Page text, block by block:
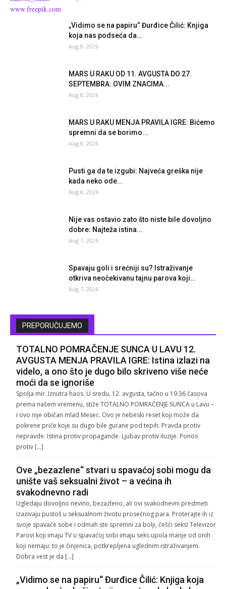
„Vidimo se na papiru“ Đurđice Čilić: Knjiga
koja nas podseća da...
Aug 8, 2026
MARS U RAKU OD 11. AVGUSTA DO 27.
SEPTEMBRA: OVIM ZNACIMA...
Aug 8, 2026
MARS U RAKU MENJA PRAVILA IGRE: Bićemo
spremni da se borimo...
Aug 8, 2026
Pusti ga da te izgubi: Najveća greška nije
kada neko ode...
Aug 8, 2026
Nije vas ostavio zato što niste bile dovoljno
dobre: Najteža istina...
Aug 7, 2026
Spavaju goli i srećniji su? Istraživanje
otkriva neočekivanu tajnu parova koji...
Aug 7, 2026
PREPORUČUJEMO
TOTALNO POMRAČENJE SUNCA U LAVU 12.
AVGUSTA MENJA PRAVILA IGRE: Istina izlazi na
videlo, a ono što je dugo bilo skriveno više neće
moći da se ignoriše
Spolja mir. Iznutra haos. U sredu, 12. avgusta, tačno u 19.36 časova
prema našem vremenu, stiže TOTALNO POMRAČENJE SUNCA u Lavu –
i ovo nije običan mlad Mesec. Ovo je nebeski reset koji može da
pokrene priče koje su dugo bile gurane pod tepih. Pravda protiv
nepravde. Istina protiv propagande. Ljubav protiv iluzije. Ponos
protiv […]
Ove „bezazlene“ stvari u spavaćoj sobi mogu da
unište vaš seksualni život – a većina ih
svakodnevno radi
Izgledaju dovoljno nevino, bezazleno, ali ovi svakodnevni predmeti
izazivaju pustoš u seksualnom životu prosečnog para. Proterajte ih iz
svoje spavaće sobe i odmah ste spremni za bolji, češći seks! Televizor
Parovi koji imaju TV u spavaćoj sobi imaju seks upola manje od onih
koji nemaju: to je činjenica, potkrepljena uglednim istraživanjem.
Dobra vest je da […]
„Vidimo se na papiru“ Đurđice Čilić: Knjiga koja